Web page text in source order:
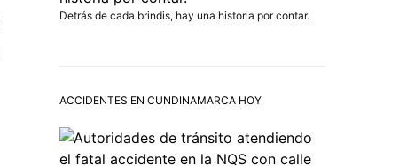
Detrás de cada brindis, hay una historia por contar.
ACCIDENTES EN CUNDINAMARCA HOY